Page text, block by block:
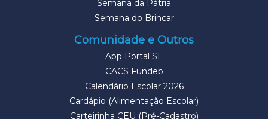
Semana da Pátria
Semana do Brincar
Comunidade e Outros
App Portal SE
CACS Fundeb
Calendário Escolar 2026
Cardápio (Alimentação Escolar)
Carteirinha CEU (Pré-Cadastro)